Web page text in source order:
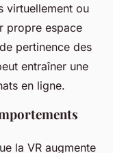
virtuellement ou
propre espace
pertinence des
entraîner une
en ligne.
la VR augmente